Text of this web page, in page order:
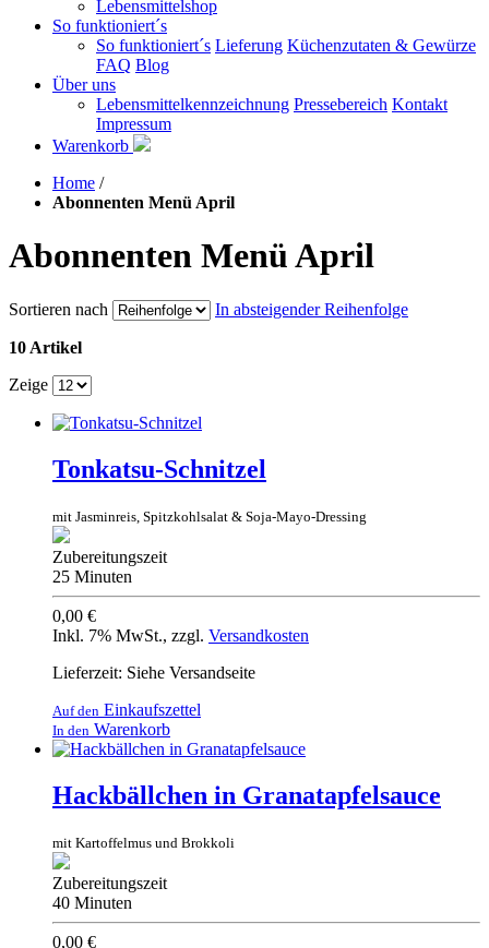
Lebensmittelshop
So funktioniert´s
So funktioniert´s Lieferung Küchenzutaten & Gewürze
FAQ Blog
Über uns
Lebensmittelkennzeichnung Pressebereich Kontakt
Impressum
Warenkorb
Home /
Abonnenten Menü April
Abonnenten Menü April
Sortieren nach In absteigender Reihenfolge
10 Artikel
Zeige
Tonkatsu-Schnitzel
mit Jasminreis, Spitzkohlsalat & Soja-Mayo-Dressing
Zubereitungszeit
25 Minuten
0,00 €
Inkl. 7% MwSt., zzgl. Versandkosten
Lieferzeit: Siehe Versandseite
Auf den Einkaufszettel
In den Warenkorb
Hackbällchen in Granatapfelsauce
mit Kartoffelmus und Brokkoli
Zubereitungszeit
40 Minuten
0,00 €